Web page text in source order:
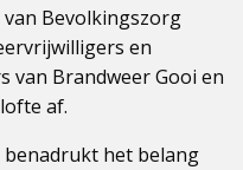
Bevolkingszorg
en
van Brandweer Gooi en
af.
het belang